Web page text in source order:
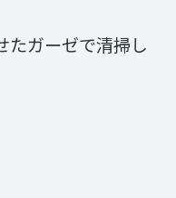
たガーゼで清掃し